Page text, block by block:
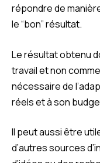
répondre de
le “bon” résultat.
Le résultat obtenu
travail et non
nécessaire de
réels et à son
Il peut aussi être
d’autres sources